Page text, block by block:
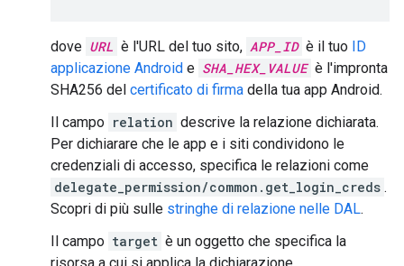
dove URL è l'URL del tuo sito, APP_ID è il tuo ID
applicazione Android e SHA_HEX_VALUE è l'impronta
SHA256 del certificato di firma della tua app Android.
Il campo relation descrive la relazione dichiarata.
Per dichiarare che le app e i siti condividono le
credenziali di accesso, specifica le relazioni come
delegate_permission/common.get_login_creds .
Scopri di più sulle stringhe di relazione nelle DAL.
Il campo target è un oggetto che specifica la